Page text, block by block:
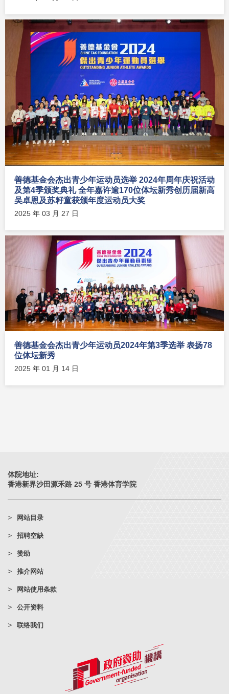
善德基金会杰出青少年运动员选举 2024年周年庆祝活动
及第4季颁奖典礼 全年嘉许逾170位体坛新秀创历届新高
吴卓恩及苏籽童获颁年度运动员大奖
2025 年 03 月 27 日
善德基金会杰出青少年运动员2024年第3季选举 表扬78
位体坛新秀
2025 年 01 月 14 日
体院地址:
香港新界沙田源禾路 25 号 香港体育学院
网站目录
招聘空缺
赞助
推介网站
网站使用条款
公开资料
联络我们